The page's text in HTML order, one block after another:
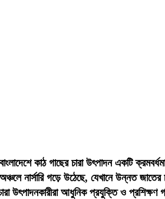
কাঠ গাছের চারা উৎপাদন একটি
নার্সারি গড়ে উঠেছে, যেখানে উন্নত
উৎপাদনকারীরা আধুনিক প্রযুক্তি ও